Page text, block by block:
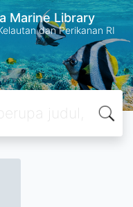
Marine Library
dan Perikanan RI